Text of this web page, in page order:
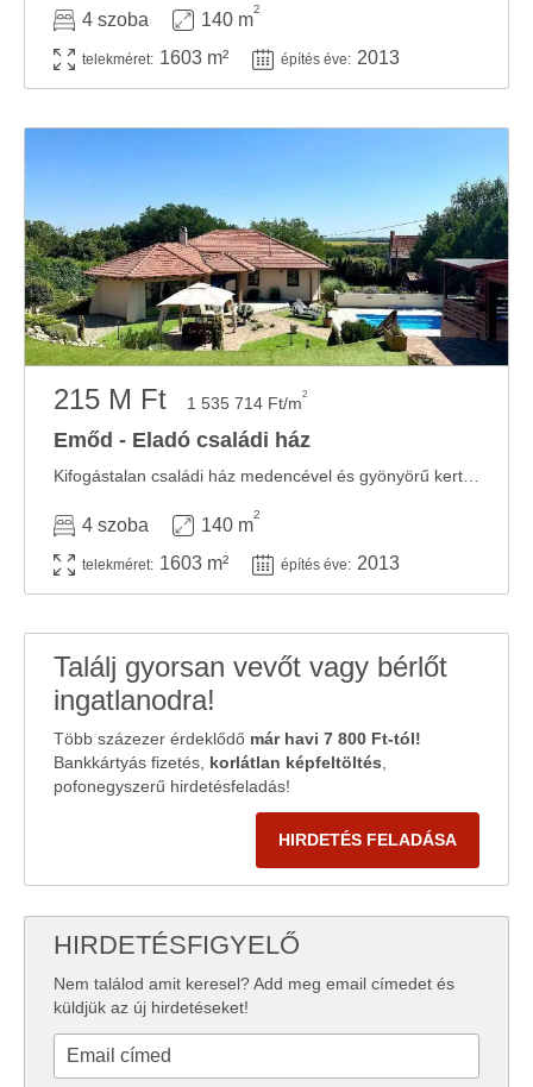
4 szoba 140 m
2
telekméret: 1603 m² építés éve: 2013
215 M Ft 1 535 714 Ft/m2
Emőd - Eladó családi ház
4 szoba 140 m
2
telekméret: 1603 m² építés éve: 2013
Találj gyorsan vevőt vagy bérlőt
ingatlanodra!
Több százezer érdeklődő már havi 7 800 Ft-tól!
Bankkártyás fizetés, korlátlan képfeltöltés
pofonegyszerű hirdetésfeladás!
HIRDETÉS FELADÁSA
HIRDETÉSFIGYELŐ
Nem találod amit keresel? Add meg email címedet és
küldjük az új hirdetéseket!